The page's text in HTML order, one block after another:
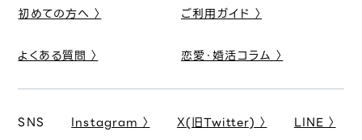
初めての方へ 〉 ご利用ガイド 〉
よくある質問 〉 恋愛・婚活コラム 〉
SNS Instagram 〉 X(旧Twitter) 〉 LINE 〉